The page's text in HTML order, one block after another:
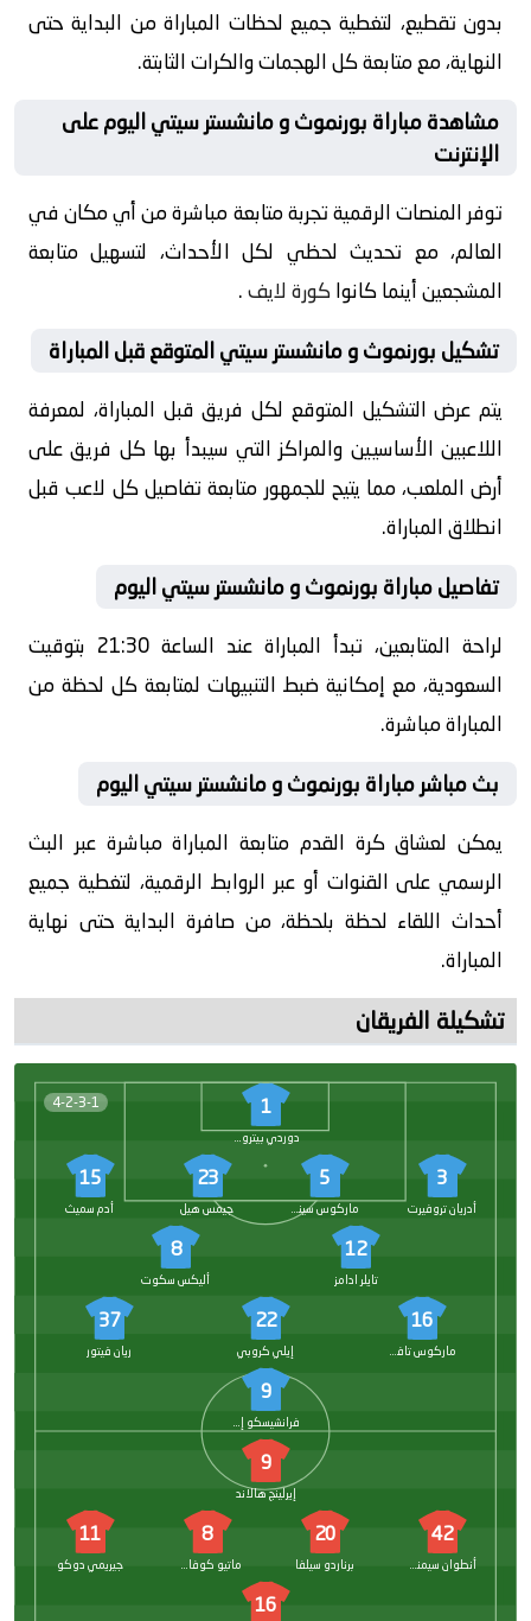
بدون تقطيع، لتغطية جميع لحظات المباراة من البداية حتى
النهاية، مع متابعة كل الهجمات والكرات الثابتة.
مشاهدة مباراة بورنموث و مانشستر سيتي اليوم على
الإنترنت
توفر المنصات الرقمية تجربة متابعة مباشرة من أي مكان في
العالم، مع تحديث لحظي لكل الأحداث، لتسهيل متابعة
المشجعين أينما كانواكورة لايف.
تشكيل بورنموث و مانشستر سيتي المتوقع قبل المباراة
يتم عرض التشكيل المتوقع لكل فريق قبل المباراة، لمعرفة
اللاعبين الأساسيين والمراكز التي سيبدأ بها كل فريق على
أرض الملعب، مما يتيح للجمهور متابعة تفاصيل كل لاعب قبل
انطلاق المباراة.
تفاصيل مباراة بورنموث و مانشستر سيتي اليوم
لراحة المتابعين، تبدأ المباراة عند الساعة 21:30 بتوقيت
السعودية، مع إمكانية ضبط التنبيهات لمتابعة كل لحظة من
المباراة مباشرة.
بث مباشر مباراة بورنموث و مانشستر سيتي اليوم
يمكن لعشاق كرة القدم متابعة المباراة مباشرة عبر البث
الرسمي على القنوات أو عبر الروابط الرقمية، لتغطية جميع
أحداث اللقاء لحظة بلحظة، من صافرة البداية حتى نهاية
المباراة.
تشكيلة الفريقان
4-2-3-1 1
دوردي بيتروفيتش
3
أدريان تروفيرت
5
ماركوس سينسي
23
جيمس هيل
15
أدم سميث
12
تايلر ادامز
8
أليكس سكوت
16
ماركوس تافيرنييه
22
إيلي كروبي
37
ريان فيتور
9
فرانشيسكو إيفانيلسون
9
إيرلينج هالاند
42
أنطوان سيمنيو
20
برناردو سيلفا
8
ماتيو كوفاسيتش
11
جيريمي دوكو
16